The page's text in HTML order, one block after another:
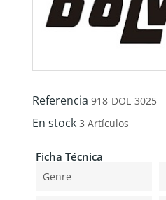
Referencia 918-DOL-3025
En stock 3 Artículos
Ficha Técnica
Genre